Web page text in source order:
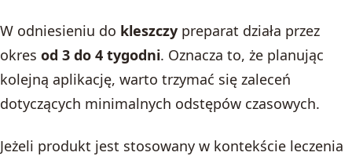
W odniesieniu do kleszczy preparat działa przez
okres od 3 do 4 tygodni. Oznacza to, że planując
kolejną aplikację, warto trzymać się zaleceń
dotyczących minimalnych odstępów czasowych.
Jeżeli produkt jest stosowany w kontekście leczenia